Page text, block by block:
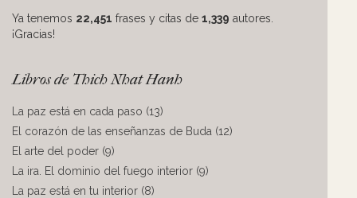
Ya tenemos 22,451 frases y citas de 1,339 autores.
¡Gracias!
Libros de Thich Nhat Hanh
La paz está en cada paso (13)
El corazón de las enseñanzas de Buda (12)
El arte del poder (9)
La ira. El dominio del fuego interior (9)
La paz está en tu interior (8)